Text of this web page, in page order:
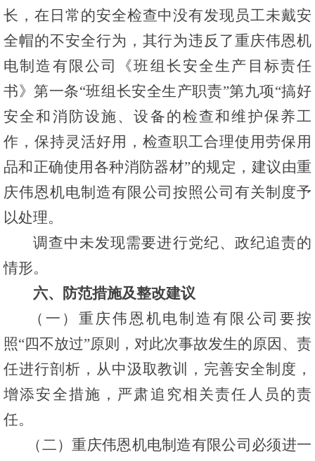
长，在日常的安全检查中没有发现员工未戴安
全帽的不安全行为，其行为违反了重庆伟恩机
电制造有限公司《班组长安全生产目标责任
书》第一条“班组长安全生产职责”第九项“搞好
安全和消防设施、设备的检查和维护保养工
作，保持灵活好用，检查职工合理使用劳保用
品和正确使用各种消防器材”的规定，建议由重
庆伟恩机电制造有限公司按照公司有关制度予
以处理。
调查中未发现需要进行党纪、政纪追责的
情形。
六、防范措施及整改建议
（一）重庆伟恩机电制造有限公司要按
照“四不放过”原则，对此次事故发生的原因、责
任进行剖析，从中汲取教训，完善安全制度，
增添安全措施，严肃追究相关责任人员的责
任。
（二）重庆伟恩机电制造有限公司必须进一